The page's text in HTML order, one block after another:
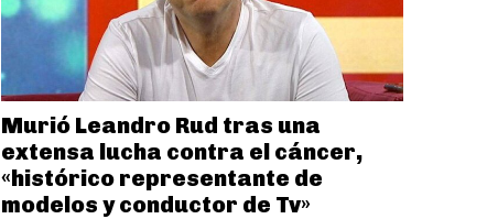
Murió Leandro Rud tras una
extensa lucha contra el cáncer,
«histórico representante de
modelos y conductor de Tv»